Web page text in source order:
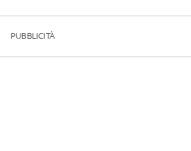
PUBBLICITÀ